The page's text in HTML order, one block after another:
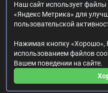
Россия, Москва, ул. Ак.
© 2017—2026. Редакция
Все права на любые
защищены.
Любое использование
Наш сайт использует файлы
«Яндекс Метрика» для
пользовательской
Нажимая кнопку «Хорошо»,
использованием файлов
Вашем поведении на сайте.